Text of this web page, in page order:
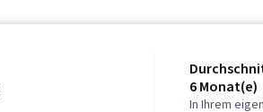
Gemini,
6 Monat(e)
In Ihrem